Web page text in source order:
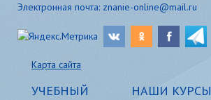
Электронная почта: znanie-online@mail.ru
Карта сайта
УЧЕБНЫЙ
НАШИ КУРСЫ